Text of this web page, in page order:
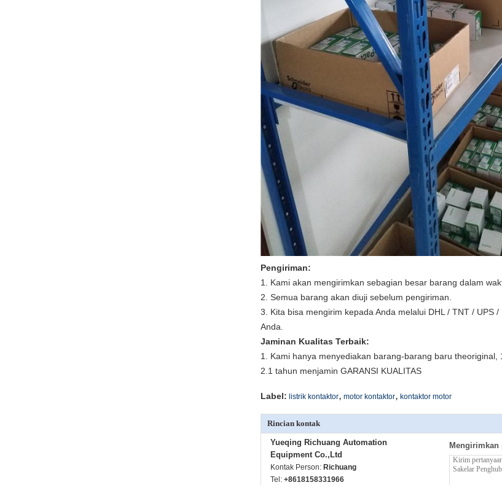
Pengiriman:
1. Kami akan mengirimkan sebagian besar barang dalam
2. Semua barang akan diuji sebelum pengiriman.
3. Kita bisa mengirim kepada Anda melalui DHL / TNT / UPS
Anda.
Jaminan Kualitas Terbaik:
1. Kami hanya menyediakan barang-barang baru theoriginal,
2.1 tahun menjamin GARANSI KUALITAS
Label: listrik kontaktor, motor kontaktor, kontaktor motor
Rincian kontak
Yueqing Richuang Automation
Equipment Co.,Ltd
Kontak Person: Richuang
Tel: +8618158331966
Mengirimkan